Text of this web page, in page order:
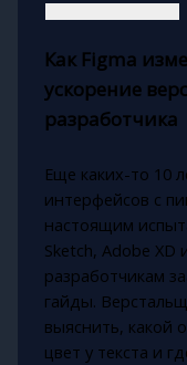
Как Figma
ускорение
разработчика
Еще каких-то 10
интерфейсов с
настоящим
Sketch, Adobe XD
разработчикам
гайды.
выяснить, какой
цвет у текста и